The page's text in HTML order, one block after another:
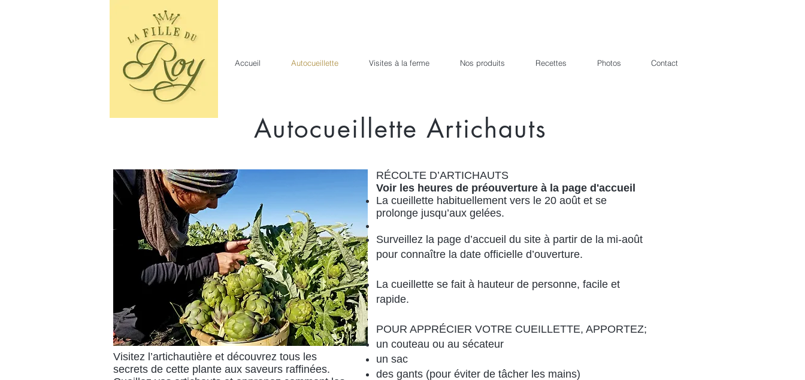
Accueil Autocueillette Visites à la ferme Nos produits Recettes Photos Contact
Autocueillette Artichauts
Visitez l’artichautière et découvrez tous les
secrets de cette plante aux saveurs raffinées.
RÉCOLTE D’ARTICHAUTS
Voir les heures de préouverture à la page d'accueil
La cueillette habituellement vers le 20 août et se
prolonge jusqu’aux gelées.
Surveillez la page d’accueil du site à partir de la mi-août
pour connaître la date officielle d’ouverture.
La cueillette se fait à hauteur de personne, facile et
rapide.
POUR APPRÉCIER VOTRE CUEILLETTE, APPORTEZ;
un couteau ou au sécateur
un sac
des gants (pour éviter de tâcher les mains)